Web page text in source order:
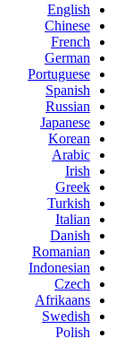
English
Chinese
French
German
Portuguese
Spanish
Russian
Japanese
Korean
Arabic
Irish
Greek
Turkish
Italian
Danish
Romanian
Indonesian
Czech
Afrikaans
Swedish
Polish